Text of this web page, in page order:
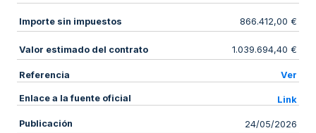
Importe sin impuestos 866.412,00 €
Valor estimado del contrato 1.039.694,40 €
Referencia Ver
Enlace a la fuente oficial Link
Publicación 24/05/2026